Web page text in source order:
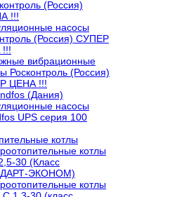
(Россия)
!!!
насосы
(Россия) СУПЕР
вибрационные
Росконтроль (Россия)
ЦЕНА !!!
(Дания)
насосы
UPS серия 100
котлы
котлы
30 (Класс
ЭКОНОМ)
котлы